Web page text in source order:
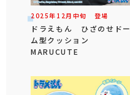
2025年 12 月 中旬 登場
ドラえもん ひざのせドー
ム型クッション
MARUCUTE